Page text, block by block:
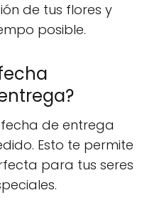
de tus flores y
posible.
de entrega
Esto te permite
para tus seres